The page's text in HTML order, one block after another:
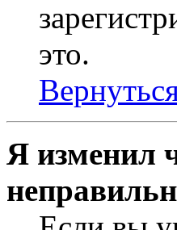
это.
Я изменил